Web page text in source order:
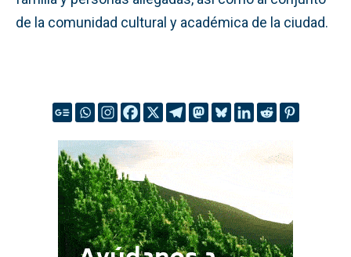
de la comunidad cultural y académica de la ciudad.